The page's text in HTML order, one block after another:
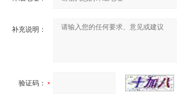
补充说明：
验证码：